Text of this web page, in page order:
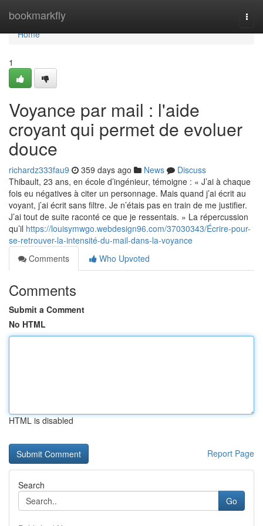
bookmarkfly
Home
Home
1
Voyance par mail : l'aide
croyant qui permet de evoluer
douce
richardz333fau9 359 days ago News
Discuss
Thibault, 23 ans, en école d’ingénieur, témoigne : « J’ai à chaque
fois eu négatives à citer un personnage. Mais quand j’ai écrit au
voyant, j’ai écrit sans filtre. Je n’étais pas en train de me justifier.
J’ai tout de suite raconté ce que je ressentais. » La répercussion
qu’il https://louisymwgo.webdesign96.com/37030343/Écrire-pour-
se-retrouver-la-intensité-du-mail-dans-la-voyance
Comments
Who Upvoted
Comments
Submit a Comment
No HTML
HTML is disabled
Report Page
Search
Go